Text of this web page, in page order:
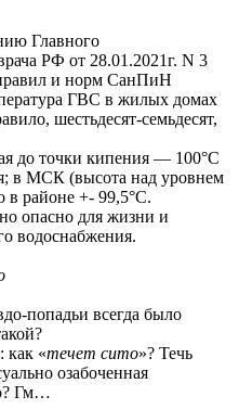
Главного
РФ от 28.01.2021г. N 3
и норм СанПиН
ГВС в жилых домах
шестьдесят-семьдесят,
до точки кипения — 100°C
в МСК (высота над уровнем
в районе +- 99,5°C.
опасно для жизни и
водоснабжения.
попадьи всегда было
как «течет сито»? Течь
озабоченная
Гм…